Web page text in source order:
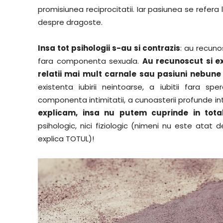
promisiunea reciprocitatii. Iar pasiunea se
despre dragoste.
Insa tot psihologii s-au si contrazis: au
fara componenta sexuala. Au recunoscut si
relatii mai mult carnale sau pasiuni
existenta iubirii neintoarse, a iubitii fara
componenta intimitatii, a cunoasterii profunde
explicam, insa nu putem cuprinde in
psihologic, nici fiziologic (nimeni nu este atat
explica TOTUL)!